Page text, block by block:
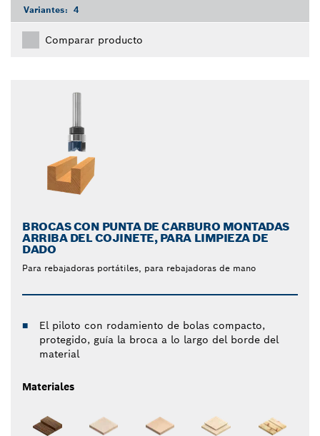
Variantes: 4
Comparar producto
BROCAS CON PUNTA DE CARBURO MONTADAS
ARRIBA DEL COJINETE, PARA LIMPIEZA DE
DADO
Para rebajadoras portátiles, para rebajadoras de mano
El piloto con rodamiento de bolas compacto,
protegido, guía la broca a lo largo del borde del
material
Materiales